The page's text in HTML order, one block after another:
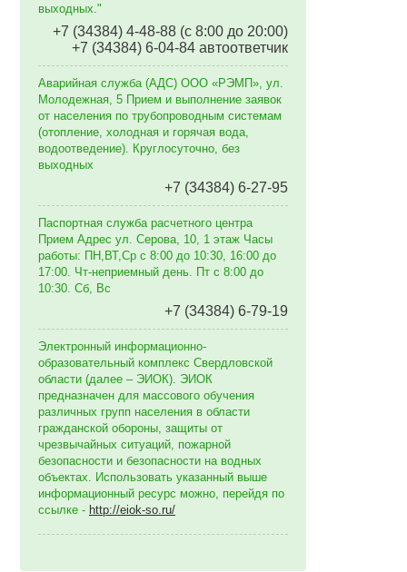
выходных."
+7 (34384) 4-48-88 (с 8:00 до 20:00)
+7 (34384) 6-04-84 автоответчик
Аварийная служба (АДС) ООО «РЭМП», ул.
Молодежная, 5 Прием и выполнение заявок
от населения по трубопроводным системам
(отопление, холодная и горячая вода,
водоотведение). Круглосуточно, без
выходных
+7 (34384) 6-27-95
Паспортная служба расчетного центра
Прием Адрес ул. Серова, 10, 1 этаж Часы
работы: ПН,ВТ,Ср с 8:00 до 10:30, 16:00 до
17:00. Чт-неприемный день. Пт с 8:00 до
10:30. Сб, Вс
+7 (34384) 6-79-19
Электронный информационно-
образовательный комплекс Свердловской
области (далее – ЭИОК). ЭИОК
предназначен для массового обучения
различных групп населения в области
гражданской обороны, защиты от
чрезвычайных ситуаций, пожарной
безопасности и безопасности на водных
объектах. Использовать указанный выше
информационный ресурс можно, перейдя по
ссылке - http://eiok-so.ru/